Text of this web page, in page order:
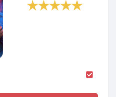
★★★★★